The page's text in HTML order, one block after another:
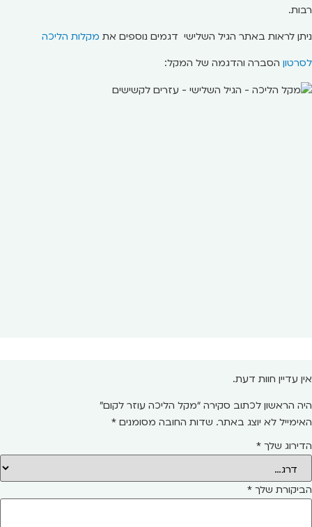
רבות.
ניתן לראות באתר הגיל השלישי דגמים נוספים את מקלות הליכה
לסרטון הסברה והדגמה של המקל:
אין עדיין חוות דעת.
היה הראשון לכתוב סקירה “מקל הליכה עוזר לקום”
האימייל לא יוצג באתר. שדות החובה מסומנים *
הדירוג שלך *
הביקורת שלך *